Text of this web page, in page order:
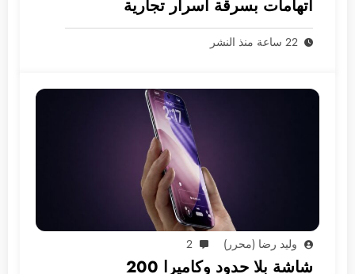
اتهامات بسرقة أسرار تجارية
22 ساعة منذ النشر
وليد رضا (محرر) 2
شاشة بلا حدود وكاميرا 200